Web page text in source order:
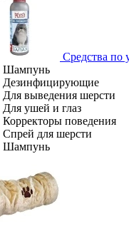
Средства по
Шампунь
Дезинфицирующие
Для выведения шерсти
Для ушей и глаз
Корректоры поведения
Спрей для шерсти
Шампунь